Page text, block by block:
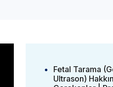
Fetal Tarama
Ultrason)